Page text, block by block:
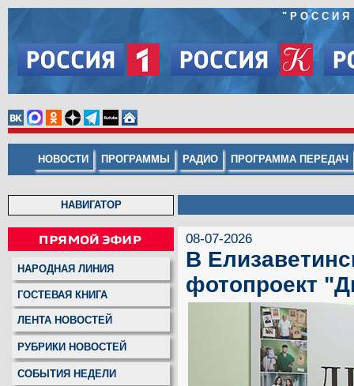
"
НОВОСТИ ПРОГРАММЫ РАДИО ПРОГРАММА ПЕРЕДАЧ
НАВИГАТОР
НАРОДНАЯ ЛИНИЯ
ГОСТЕВАЯ КНИГА
ЛЕНТА НОВОСТЕЙ
РУБРИКИ НОВОСТЕЙ
СОБЫТИЯ НЕДЕЛИ
08-07-2026
В
фотопроект